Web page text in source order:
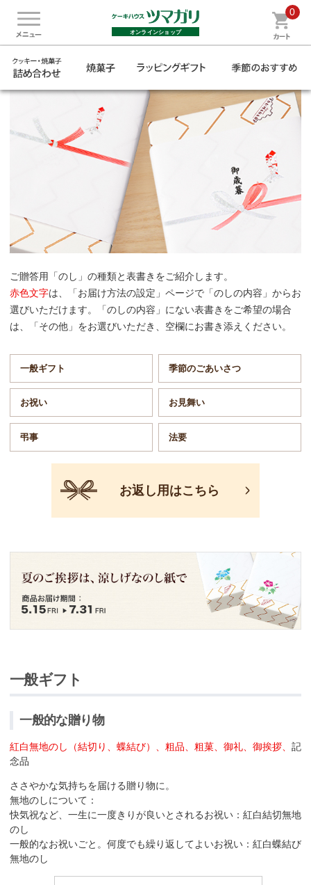
0
オンラインショップ
ご利用ガイド
「のし」の種類（贈り物用）
ご贈答用「のし」の種類と表書きをご紹介します。
赤色文字は、「お届け方法の設定」ページで「のしの内容」からお
選びいただけます。「のしの内容」にない表書きをご希望の場合
は、「その他」をお選びいただき、空欄にお書き添えください。
一般ギフト 季節のごあいさつ
お祝い お見舞い
弔事 法要
お返し用はこちら
一般ギフト
一般的な贈り物
紅白無地のし（結切り、蝶結び）、粗品、粗菓、御礼、御挨拶、 記
念品
ささやかな気持ちを届ける贈り物に。
無地のしについて：
快気祝など、一生に一度きりが良いとされるお祝い：紅白結切無地
のし
一般的なお祝いごと。何度でも繰り返してよいお祝い：紅白蝶結び
無地のし